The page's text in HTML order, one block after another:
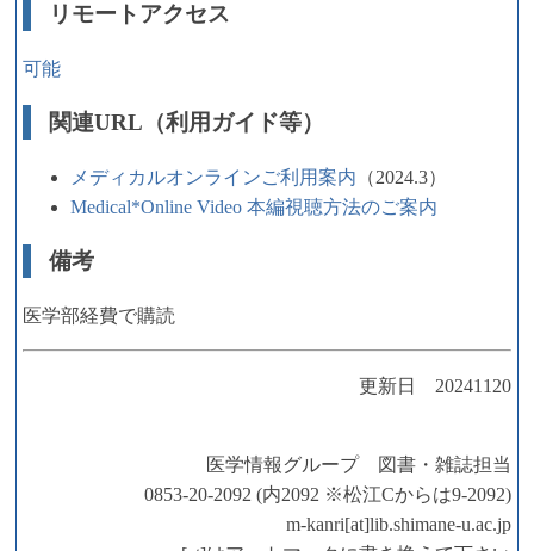
リモートアクセス
可能
関連URL（利用ガイド等）
メディカルオンラインご利用案内 （2024.3）
Medical*Online Video 本編視聴方法のご案内
備考
医学部経費で購読
更新日 20241120
医学情報グループ 図書・雑誌担当
0853-20-2092 (内2092 ※松江Cからは9-2092)
m-kanri[at]lib.shimane-u.ac.jp